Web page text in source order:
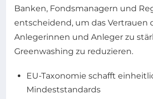
Banken, Fondsmanagern und
entscheidend, um das Vertrauen
Anlegerinnen und Anleger zu
Greenwashing zu reduzieren.
EU-Taxonomie schafft
Mindeststandards